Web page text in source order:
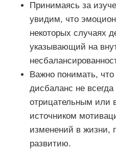
Принимаясь за
увидим, что
некоторых случаях
указывающий на
Важно понимать,
дисбаланс не
отрицательным или
источником
изменений в жизни,
развитию.